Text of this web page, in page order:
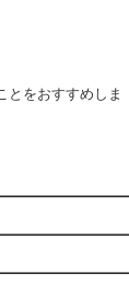
とをおすすめしま